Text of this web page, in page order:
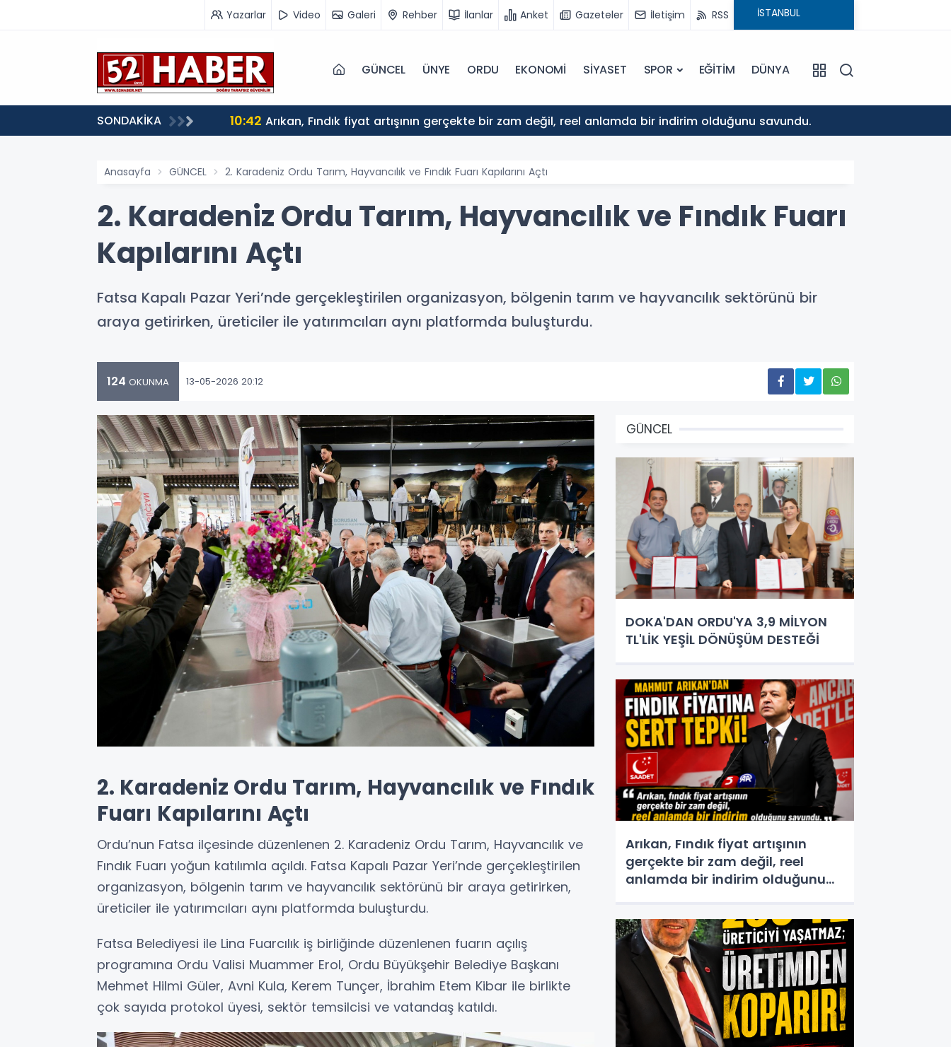
Yazarlar Video Galeri Rehber İlanlar Anket Gazeteler İletişim RSS
GÜNCEL ÜNYE ORDU EKONOMİ SİYASET SPOR EĞİTİM DÜNYA
SONDAKİKA 10:42 Arıkan, Fındık fiyat artışının gerçekte bir zam değil, reel anlamda bir indirim olduğunu savundu.
Anasayfa GÜNCEL 2. Karadeniz Ordu Tarım, Hayvancılık ve Fındık Fuarı Kapılarını Açtı
2. Karadeniz Ordu Tarım, Hayvancılık ve Fındık Fuarı
Kapılarını Açtı
Fatsa Kapalı Pazar Yeri’nde gerçekleştirilen organizasyon, bölgenin tarım ve hayvancılık sektörünü bir
araya getirirken, üreticiler ile yatırımcıları aynı platformda buluşturdu.
124 OKUNMA 13-05-2026 20:12
2. Karadeniz Ordu Tarım, Hayvancılık ve Fındık
Fuarı Kapılarını Açtı
Ordu’nun Fatsa ilçesinde düzenlenen 2. Karadeniz Ordu Tarım, Hayvancılık ve
Fındık Fuarı yoğun katılımla açıldı. Fatsa Kapalı Pazar Yeri’nde gerçekleştirilen
organizasyon, bölgenin tarım ve hayvancılık sektörünü bir araya getirirken,
üreticiler ile yatırımcıları aynı platformda buluşturdu.
Fatsa Belediyesi ile Lina Fuarcılık iş birliğinde düzenlenen fuarın açılış
programına Ordu Valisi Muammer Erol, Ordu Büyükşehir Belediye Başkanı
Mehmet Hilmi Güler, Avni Kula, Kerem Tunçer, İbrahim Etem Kibar ile birlikte
çok sayıda protokol üyesi, sektör temsilcisi ve vatandaş katıldı.
GÜNCEL
DOKA'DAN ORDU'YA 3,9 MİLYON
TL'LİK YEŞİL DÖNÜŞÜM DESTEĞİ
Arıkan, Fındık fiyat artışının
gerçekte bir zam değil, reel
anlamda bir indirim olduğunu